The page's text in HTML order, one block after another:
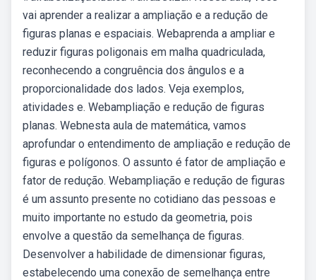
vai aprender a realizar a ampliação e a redução de
figuras planas e espaciais. Webaprenda a ampliar e
reduzir figuras poligonais em malha quadriculada,
reconhecendo a congruência dos ângulos e a
proporcionalidade dos lados. Veja exemplos,
atividades e. Webampliação e redução de figuras
planas. Webnesta aula de matemática, vamos
aprofundar o entendimento de ampliação e redução de
figuras e polígonos. O assunto é fator de ampliação e
fator de redução. Webampliação e redução de figuras
é um assunto presente no cotidiano das pessoas e
muito importante no estudo da geometria, pois
envolve a questão da semelhança de figuras.
Desenvolver a habilidade de dimensionar figuras,
estabelecendo uma conexão de semelhança entre